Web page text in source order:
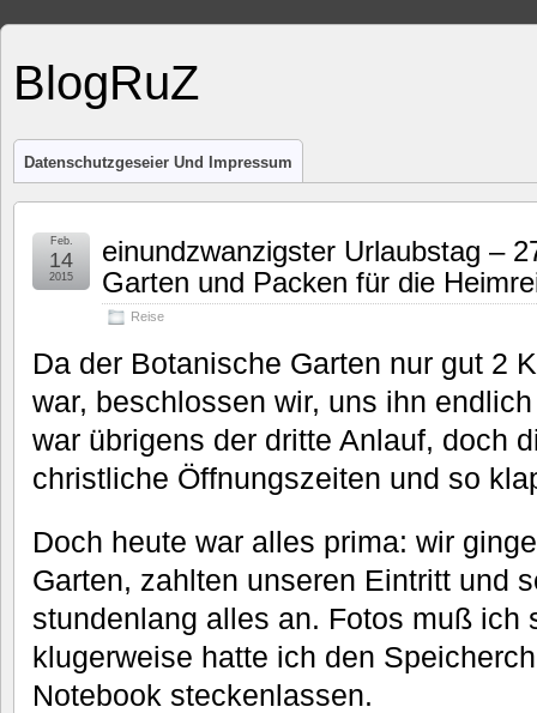
BlogRuZ
Datenschutzgeseier Und Impressum
einundzwanzigster Urlaubstag –
Garten und Packen für die
Reise
Feb.
14
2015
Da der Botanische Garten nur gut 2
war, beschlossen wir, uns ihn
war übrigens der dritte Anlauf, doch
christliche Öffnungszeiten und so
Doch heute war alles prima: wir
Garten, zahlten unseren Eintritt und
stundenlang alles an. Fotos muß ich
klugerweise hatte ich den
Notebook steckenlassen.